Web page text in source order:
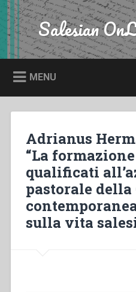
Skip
to
content
Search Salesian
MENU
Adrianus
“La
qualificati
pastorale della
sulla vita